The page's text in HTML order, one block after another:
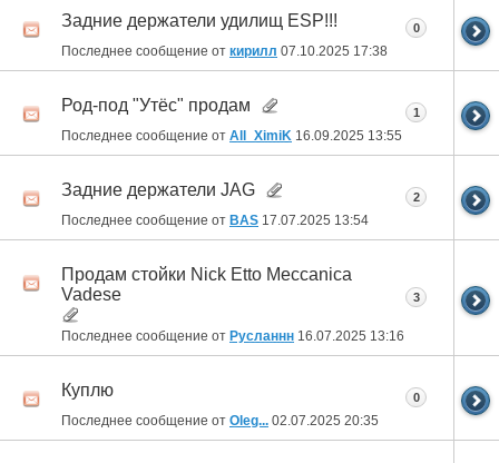
Задние держатели удилищ ESP!!!
Последнее сообщение от кирилл 07.10.2025 17:38
0
Род-под "Утёс" продам
Последнее сообщение от All_XimiK 16.09.2025 13:55
1
Задние держатели JAG
Последнее сообщение от BAS 17.07.2025 13:54
2
Продам стойки Nick Etto Meccanica
Vadese
Последнее сообщение от Русланнн 16.07.2025 13:16
3
Куплю
Последнее сообщение от Oleg... 02.07.2025 20:35
0